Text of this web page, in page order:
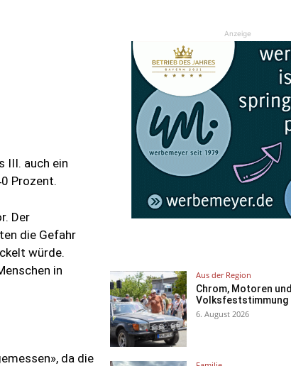
III. auch ein
Prozent.
Der
die Gefahr
würde.
in
da die
Anzeige
Aus der Region
Chrom, Motoren und
Volksfeststimmung
6. August 2026